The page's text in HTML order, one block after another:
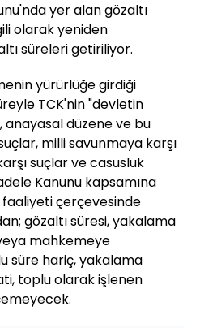
yer alan gözaltı
olarak yeniden
süreleri getiriliyor.
yürürlüğe girdiği
TCK'nin "devletin
anayasal düzene ve bu
milli savunmaya karşı
suçlar ve casusluk
Kanunu kapsamına
çerçevesinde
gözaltı süresi, yakalama
mahkemeye
süre hariç, yakalama
toplu olarak işlenen